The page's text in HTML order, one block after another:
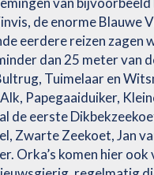
de enorme Blauwe
eerdere reizen zagen
dan 25 meter van
Tuimelaar en
Papegaaiduiker,
de eerste
Zwarte Zeekoet, Jan
Orka’s komen hier ook